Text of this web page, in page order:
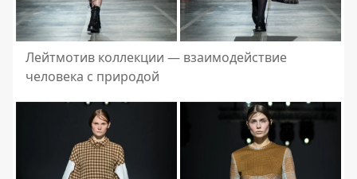
Лейтмотив коллекции — взаимодействие
человека с природой